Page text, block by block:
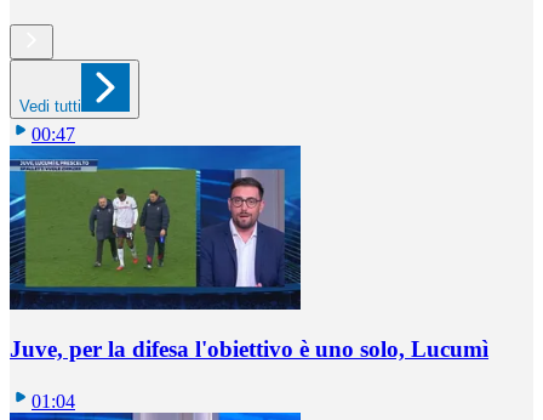
Vedi tutti
00:47
Juve, per la difesa l'obiettivo è uno solo, Lucumì
01:04